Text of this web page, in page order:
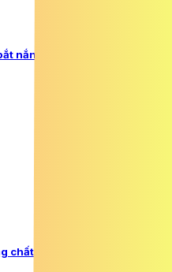
nắng hơn
chất người mắc đái tháo